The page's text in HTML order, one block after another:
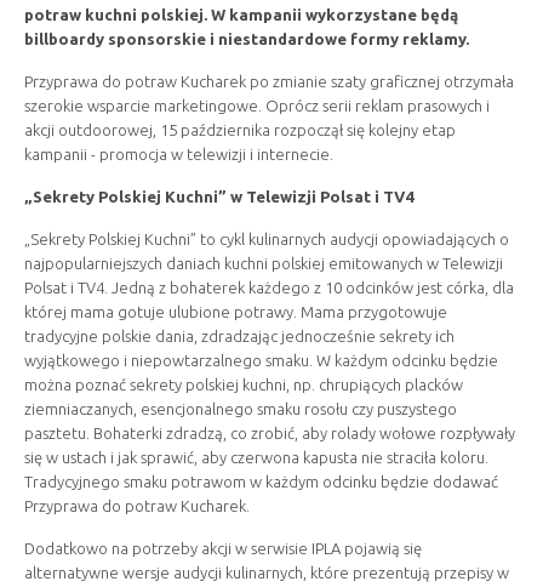
potraw kuchni polskiej. W kampanii wykorzystane będą
billboardy sponsorskie i niestandardowe formy reklamy.
Przyprawa do potraw Kucharek po zmianie szaty graficznej otrzymała
szerokie wsparcie marketingowe. Oprócz serii reklam prasowych i
akcji outdoorowej, 15 października rozpoczął się kolejny etap
kampanii - promocja w telewizji i internecie.
„Sekrety Polskiej Kuchni” w Telewizji Polsat i TV4
„Sekrety Polskiej Kuchni” to cykl kulinarnych audycji opowiadających o
najpopularniejszych daniach kuchni polskiej emitowanych w Telewizji
Polsat i TV4. Jedną z bohaterek każdego z 10 odcinków jest córka, dla
której mama gotuje ulubione potrawy. Mama przygotowuje
tradycyjne polskie dania, zdradzając jednocześnie sekrety ich
wyjątkowego i niepowtarzalnego smaku. W każdym odcinku będzie
można poznać sekrety polskiej kuchni, np. chrupiących placków
ziemniaczanych, esencjonalnego smaku rosołu czy puszystego
pasztetu. Bohaterki zdradzą, co zrobić, aby rolady wołowe rozpływały
się w ustach i jak sprawić, aby czerwona kapusta nie straciła koloru.
Tradycyjnego smaku potrawom w każdym odcinku będzie dodawać
Przyprawa do potraw Kucharek.
Dodatkowo na potrzeby akcji w serwisie IPLA pojawią się
alternatywne wersje audycji kulinarnych, które prezentują przepisy w